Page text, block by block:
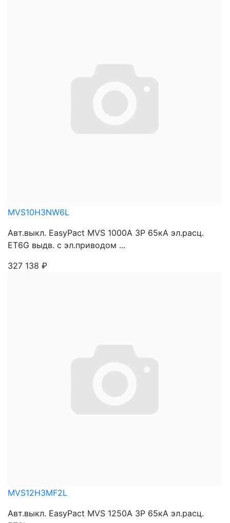
MVS10H3NW6L
Авт.выкл. EasyPact MVS 1000A 3P 65кА эл.расц.
ET6G выдв. с эл.приводом ...
327 138 ₽
MVS12H3MF2L
Авт.выкл. EasyPact MVS 1250A 3P 65кА эл.расц.